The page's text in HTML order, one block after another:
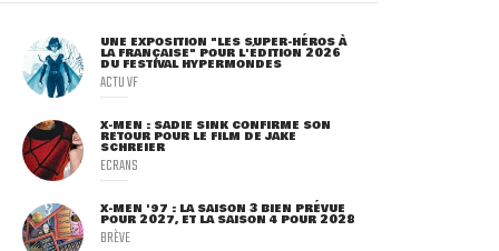
UNE EXPOSITION "LES SUPER-HÉROS À
LA FRANÇAISE" POUR L'ÉDITION 2026
DU FESTIVAL HYPERMONDES
ACTU VF
X-MEN : SADIE SINK CONFIRME SON
RETOUR POUR LE FILM DE JAKE
SCHREIER
ECRANS
X-MEN '97 : LA SAISON 3 BIEN PRÉVUE
POUR 2027, ET LA SAISON 4 POUR 2028
BRÈVE